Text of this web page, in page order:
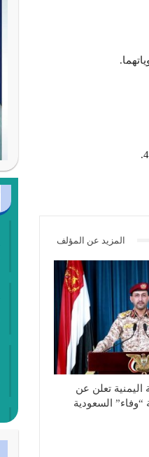
المزيد عن المؤلف
تعلن عن
السعودية